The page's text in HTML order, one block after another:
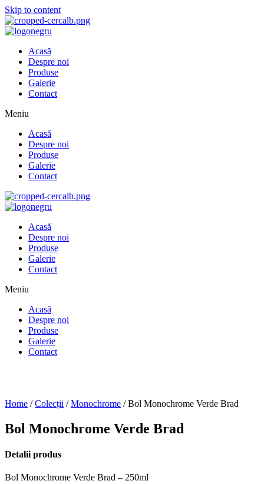
Skip to content
Acasă
Despre noi
Produse
Galerie
Contact
Meniu
Acasă
Despre noi
Produse
Galerie
Contact
Acasă
Despre noi
Produse
Galerie
Contact
Meniu
Acasă
Despre noi
Produse
Galerie
Contact
Home /Colecții /Monochrome / Bol Monochrome Verde Brad
Bol Monochrome Verde Brad
Detalii produs
Bol Monochrome Verde Brad – 250ml